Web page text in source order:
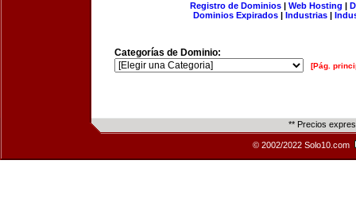
Registro de Dominios| Web Hosting |
Dominios Expirados | Industrias |
Categorías de Dominio:
[Pág.
** Precios
© 2002/2022 Solo10.com